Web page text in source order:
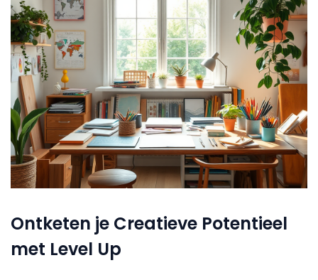
Ontketen je Creatieve Potentieel
met Level Up